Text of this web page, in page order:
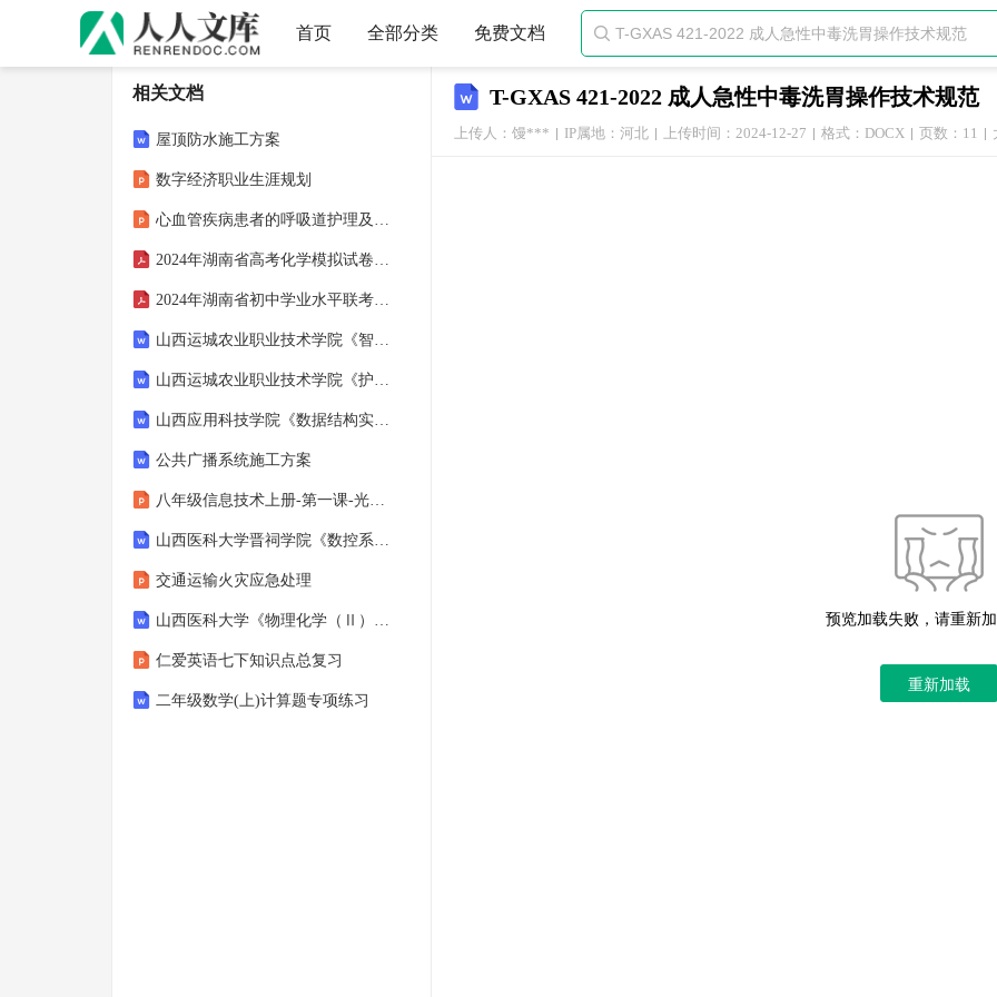
首页 全部分类 免费文档 
T-GXAS 421-2022 成人急性中毒洗胃操作技术规范
上传人：馒*** IP属地：河北 上传时间：2024-12-27 格式：DOCX 页数：11
预览加载失败，请重新
重新加载
相关文档
屋顶防水施工方案
数字经济职业生涯规划
心血管疾病患者的呼吸道护理及预防感染的措施
2024年湖南省高考化学模拟试卷及答案解析
2024年湖南省初中学业水平联考化学试卷（二）
山西运城农业职业技术学院《智能化产品创新设计专题》2023-2024学年第一学期期末试卷
山西运城农业职业技术学院《护理学专业英语》2023-2024学年第一学期期末试卷
山西应用科技学院《数据结构实验》2023-2024学年第一学期期末试卷
公共广播系统施工方案
八年级信息技术上册-第一课-光影之旅图像处理基础知识课件解析
山西医科大学晋祠学院《数控系统集成PC应用》2023-2024学年第一学期期末试卷
交通运输火灾应急处理
山西医科大学《物理化学（Ⅱ）（2）》2023-2024学年第一学期期末试卷
仁爱英语七下知识点总复习
二年级数学(上)计算题专项练习